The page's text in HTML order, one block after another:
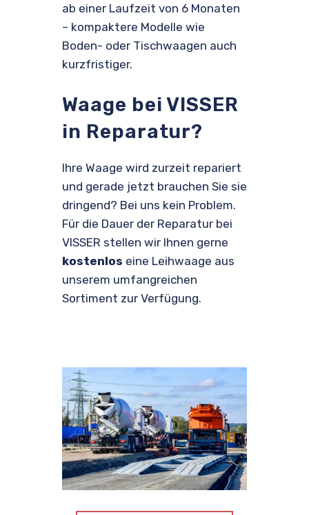
ab einer Laufzeit von 6 Monaten
– kompaktere Modelle wie
Boden- oder Tischwaagen auch
kurzfristiger.
Waage bei VISSER
in Reparatur?
Ihre Waage wird zurzeit repariert
und gerade jetzt brauchen Sie sie
dringend? Bei uns kein Problem.
Für die Dauer der Reparatur bei
VISSER stellen wir Ihnen gerne
kostenlos eine Leihwaage aus
unserem umfangreichen
Sortiment zur Verfügung.